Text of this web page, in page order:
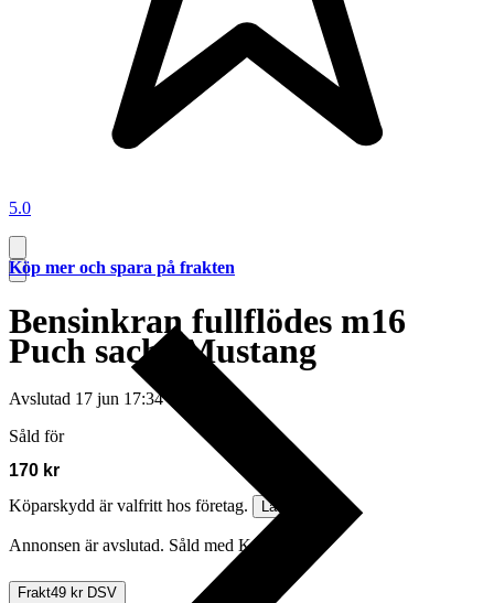
5.0
Bensinkran fullflödes m16
Puch sachs Mustang
Avslutad 17 jun 17:34
Såld för
170 kr
Köparskydd är valfritt hos företag.
Läs mer
Annonsen är avslutad. Såld med Köp nu.
Frakt49 kr DSV
Köp mer och spara på frakten